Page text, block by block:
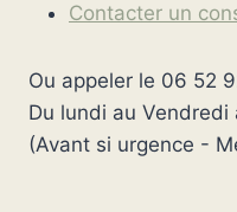
Contacter un
Ou appeler le 06 52
Du lundi au Vendredi
(Avant si urgence -